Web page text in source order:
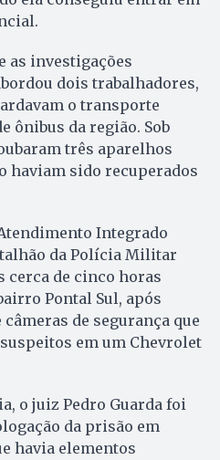
as investigações
dois trabalhadores,
o transporte
ônibus da região. Sob
três aparelhos
haviam sido recuperados
Integrado
da Polícia Militar
cerca de cinco horas
Pontal Sul, após
de segurança que
em um Chevrolet
o juiz Pedro Guarda foi
da prisão em
havia elementos